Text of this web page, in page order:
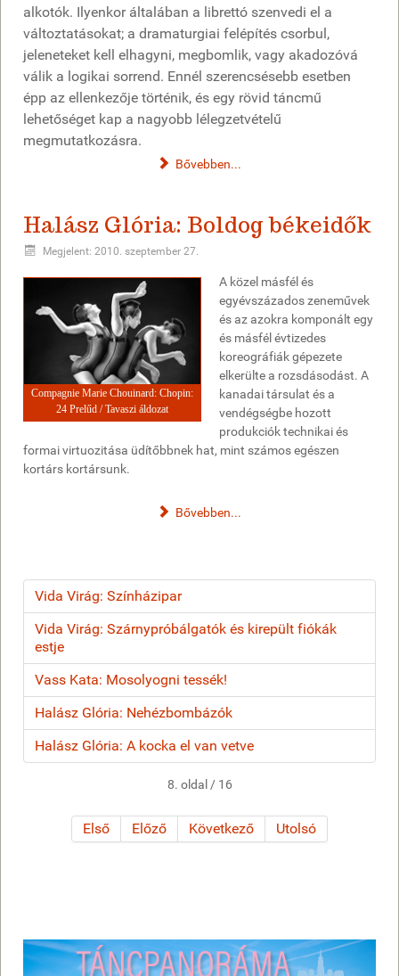
alkotók. Ilyenkor általában a librettó szenvedi el a
változtatásokat; a dramaturgiai felépítés csorbul,
jeleneteket kell elhagyni, megbomlik, vagy akadozóvá
válik a logikai sorrend. Ennél szerencsésebb esetben
épp az ellenkezője történik, és egy rövid táncmű
lehetőséget kap a nagyobb lélegzetvételű
megmutatkozásra.
Bővebben...
Halász Glória: Boldog békeidők
Megjelent: 2010. szeptember 27.
Compagnie Marie Chouinard: Chopin:
24 Prelűd / Tavaszi áldozat
A közel másfél és
egyévszázados zeneművek
és az azokra komponált egy
és másfél évtizedes
koreográfiák gépezete
elkerülte a rozsdásodást. A
kanadai társulat és a
vendégségbe hozott
produkciók technikai és
formai virtuozitása üdítőbbnek hat, mint számos egészen
kortárs kortársunk.
Bővebben...
Vida Virág: Színházipar
Vida Virág: Szárnypróbálgatók és kirepült fiókák
estje
Vass Kata: Mosolyogni tessék!
Halász Glória: Nehézbombázók
Halász Glória: A kocka el van vetve
8. oldal / 16
Első Előző Következő Utolsó